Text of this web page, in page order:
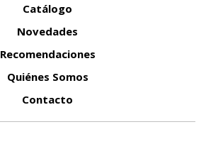
Catálogo
Novedades
Recomendaciones
Quiénes Somos
Contacto